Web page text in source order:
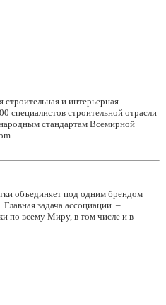
и интерьерная
специалистов строительной отрасли
стандартам Всемирной
объединяет под одним брендом
задача ассоциации –
по всему Миру, в том числе и в